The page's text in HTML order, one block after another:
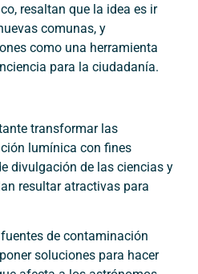
resaltan que la idea es ir
comunas, y
como una herramienta
para la ciudadanía.
transformar las
lumínica con fines
divulgación de las ciencias y
resultar atractivas para
de contaminación
soluciones para hacer